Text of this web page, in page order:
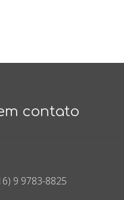
contato
9 9783-8825